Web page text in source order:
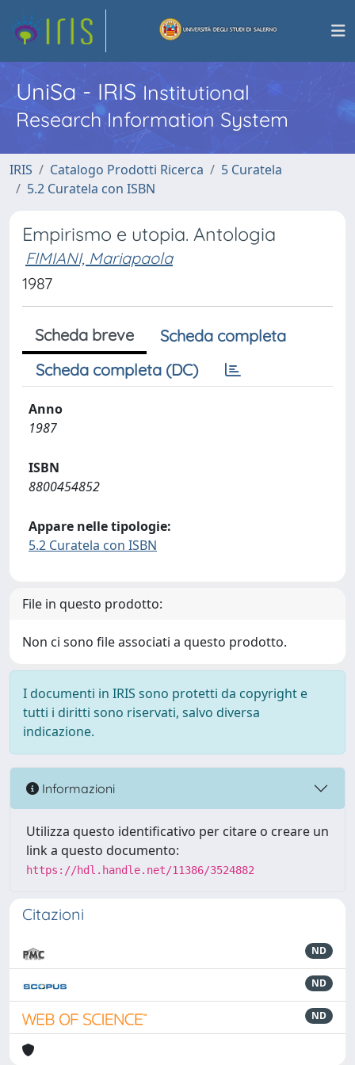
UniSa - IRISInstitutional
Research Information System
IRIS Catalogo Prodotti Ricerca
5 Curatela
5.2 Curatela con ISBN
Empirismo e utopia. Antologia
FIMIANI, Mariapaola
1987
Scheda breve
Scheda completa
Scheda completa (DC)
Anno
1987
ISBN
8800454852
Appare nelle tipologie:
5.2 Curatela con ISBN
File in questo prodotto:
Non ci sono file associati a questo prodotto.
I documenti in IRIS sono protetti da copyright e
tutti i diritti sono riservati, salvo diversa
indicazione.
Informazioni
Utilizza questo identificativo per citare o creare un
link a questo documento:
https://hdl.handle.net/11386/3524882
Citazioni
ND
ND
ND